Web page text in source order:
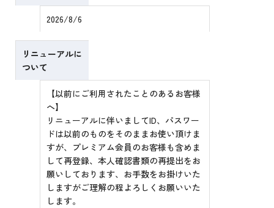
2026/8/6
リニューアルに
ついて
【以前にご利用されたことのあるお客様
へ】
リニューアルに伴いましてID、パスワー
ドは以前のものをそのままお使い頂けま
すが、プレミアム会員のお客様も含めま
して再登録、本人確認書類の再提出をお
願いしております、お手数をお掛けいた
しますがご理解の程よろしくお願いいた
します。